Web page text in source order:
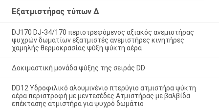
Εξατμιστήρας τύπων Δ
DJ170 DJ-34/170 περιστρεφόμενος αξιακός ανεμιστήρας
ψυχρών δωματίων εξατμιστές ανεμιστήρες κινητήρες
χαμηλής θερμοκρασίας ψύξη ψύκτη αέρα
Δοκιμαστική μονάδα ψύξης της σειράς DD
DD12 Υδροφιλικό αλουμινένιο πτερύγιο ατμιστήρα ψύκτη
αέρα περιστροφή με μεντεσέδες Ατμιστήρας με βαλβίδα
επέκτασης ατμιστήρα για ψυχρό δωμάτιο